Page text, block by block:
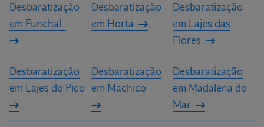
Desbaratização
em Funchal
Desbaratização
em Horta
Desbaratização
em Lajes das
Flores
Desbaratização
em Lajes do Pico
Desbaratização
em Machico
Desbaratização
em Madalena do
Mar